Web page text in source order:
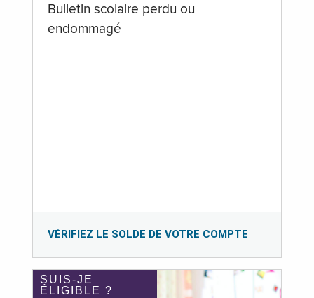
Bulletin scolaire perdu ou
endommagé
VÉRIFIEZ LE SOLDE DE VOTRE COMPTE
SUIS-JE
ÉLIGIBLE ?